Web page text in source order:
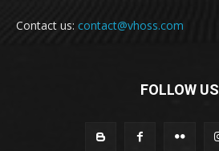
Contact us: contact@vhoss.com
FOLLOW US